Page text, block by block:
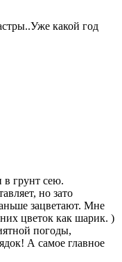
какой год
в грунт сею.
но зато
зацветают. Мне
цветок как шарик. )
погоды,
А самое главное